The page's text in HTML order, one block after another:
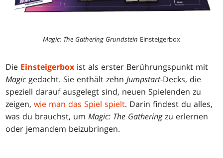
Magic: The Gathering Grundstein Einsteigerbox
Die Einsteigerbox ist als erster Berührungspunkt mit
Magic gedacht. Sie enthält zehnJumpstart-Decks, die
speziell darauf ausgelegt sind, neuen Spielenden zu
zeigen,wie man das Spiel spielt. Darin findest du alles,
was du brauchst, umMagic: The Gatheringzu erlernen
oder jemandem beizubringen.